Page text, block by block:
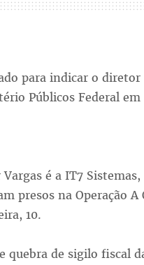
para indicar o
Públicos Federal em
é a IT7
presos na Operação A
10.
quebra de sigilo fiscal